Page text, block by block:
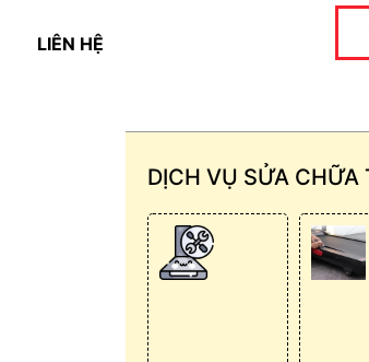
LIÊN HỆ
DỊCH VỤ SỬA CHỮA